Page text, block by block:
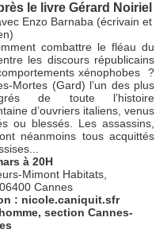
le livre Gérard Noiriel
Enzo Barnaba (écrivain et
combattre le fléau du
les discours républicains
xénophobes ?
Mortes (Gard) l’un des plus
de toute l’histoire
d’ouvriers italiens, venus
ou blessés. Les assassins,
néanmoins tous acquittés
à 20H
Mimont Habitats,
Cannes
: nicole.caniquit.sfr
section Cannes-